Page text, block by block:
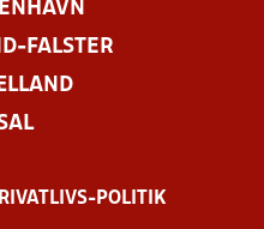
FALSTER
POLITIK